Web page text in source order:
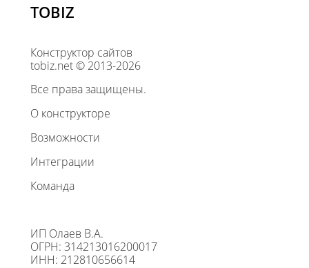
TOBIZ
Конструктор сайтов
tobiz.net © 2013-2026
Все права защищены.
О конструкторе
Возможности
Интеграции
Команда
ИП Олаев В.А.
ОГРН: 314213016200017
ИНН: 212810656614